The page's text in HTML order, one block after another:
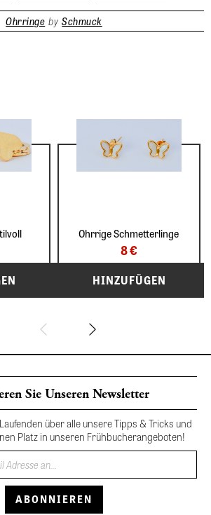
Ohrringe by Schmuck
Ohrrige Schmetterlinge
8 €
Sie Unseren Newsletter
über alle unsere Tipps & Tricks und
Platz in unseren Frühbucherangeboten!